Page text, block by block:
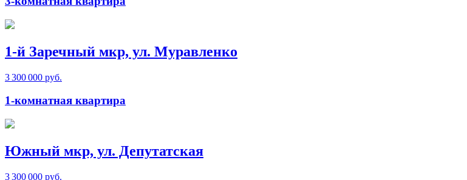
1-й Заречный мкр, ул. Муравленко
3 300 000 руб.
1-комнатная квартира
Южный мкр, ул. Депутатская
3 300 000 руб.